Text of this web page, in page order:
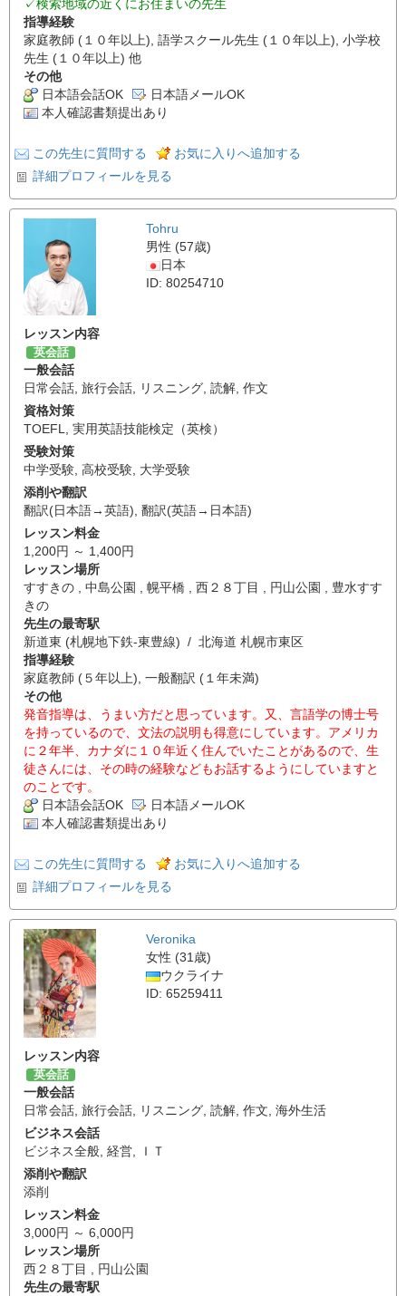
✓検索地域の近くにお住まいの先生
指導経験
家庭教師 (１０年以上), 語学スクール先生 (１０年以上), 小学校
先生 (１０年以上) 他
その他
日本語会話OK
日本語メールOK
本人確認書類提出あり
この先生に質問する
お気に入りへ追加する
詳細プロフィールを見る
Tohru
男性 (57歳)
日本
ID: 80254710
レッスン内容
英会話
一般会話
日常会話 旅行会話 リスニング 読解 作文
資格対策
TOEFL
実用英語技能検定（英検）
受験対策
中学受験 高校受験 大学受験
添削や翻訳
翻訳(日本語→英語) 翻訳(英語→日本語)
レッスン料金
1,200円 ～ 1,400円
レッスン場所
すすきの , 中島公園 , 幌平橋 , 西２８丁目 , 円山公園 , 豊水すす
きの
先生の最寄駅
新道東 (札幌地下鉄-東豊線) / 北海道 札幌市東区
指導経験
家庭教師 (５年以上), 一般翻訳 (１年未満)
その他
発音指導は、うまい方だと思っています。又、言語学の博士号
を持っているので、文法の説明も得意にしています。アメリカ
に２年半、カナダに１０年近く住んでいたことがあるので、生
徒さんには、その時の経験などもお話するようにしていますと
のことです。
日本語会話OK
日本語メールOK
本人確認書類提出あり
この先生に質問する
お気に入りへ追加する
詳細プロフィールを見る
Veronika
女性 (31歳)
ウクライナ
ID: 65259411
レッスン内容
英会話
一般会話
日常会話 旅行会話 リスニング 読解 作文 海外生活
ビジネス会話
ビジネス全般 経営
ＩＴ
添削や翻訳
添削
レッスン料金
3,000円 ～ 6,000円
レッスン場所
西２８丁目 , 円山公園
先生の最寄駅